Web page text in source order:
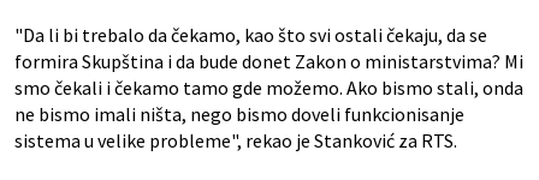
"Da li bi trebalo da čekamo, kao što svi ostali čekaju, da se
formira Skupština i da bude donet Zakon o ministarstvima? Mi
smo čekali i čekamo tamo gde možemo. Ako bismo stali, onda
ne bismo imali ništa, nego bismo doveli funkcionisanje
sistema u velike probleme", rekao je Stanković za RTS.